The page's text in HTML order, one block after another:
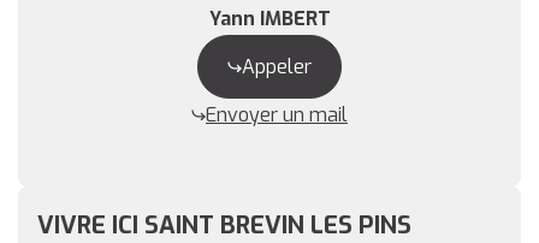
Yann IMBERT
Appeler
Envoyer un mail
VIVRE ICI SAINT BREVIN LES PINS